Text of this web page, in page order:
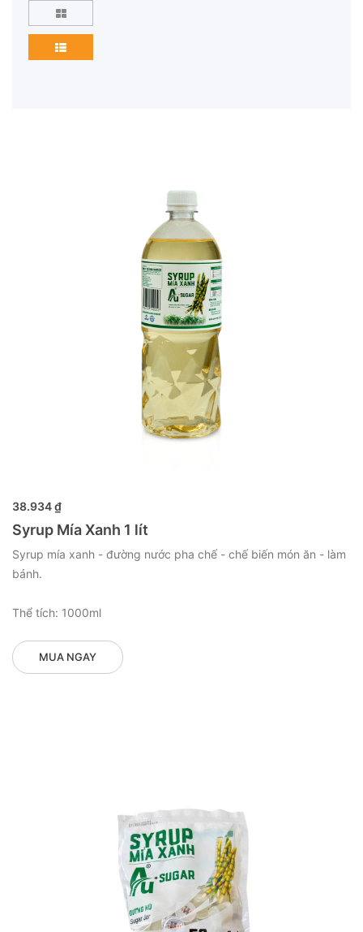
38.934 ₫
Syrup Mía Xanh 1 lít
Syrup mía xanh - đường nước pha chế - chế biến món ăn - làm
bánh.
Thể tích: 1000ml
MUA NGAY